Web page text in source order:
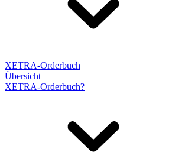
XETRA-Orderbuch
Übersicht
XETRA-Orderbuch?